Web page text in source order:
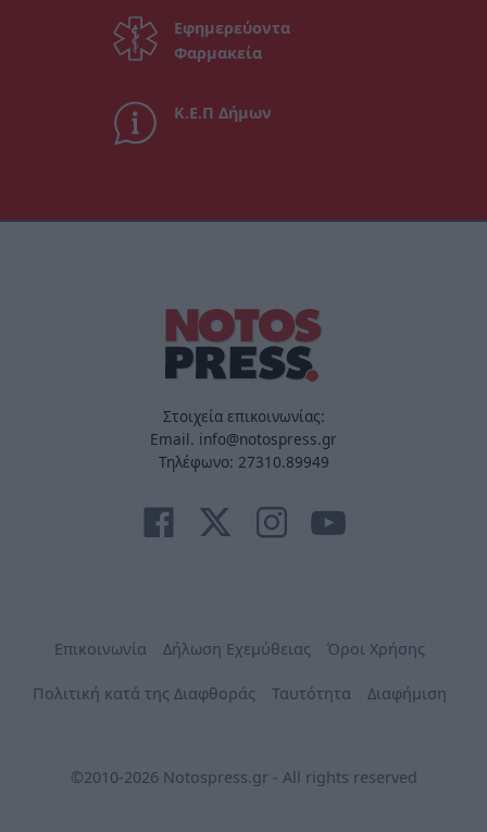
Εφημερεύοντα
Φαρμακεία
Κ.Ε.Π Δήμων
Στοιχεία επικοινωνίας:
Email. info@notospress.gr
Τηλέφωνο: 27310.89949
Επικοινωνία Δήλωση Εχεμύθειας Όροι Χρήσης
Πολιτική κατά της Διαφθοράς Ταυτότητα Διαφήμιση
©2010-2026 Notospress.gr - All rights reserved